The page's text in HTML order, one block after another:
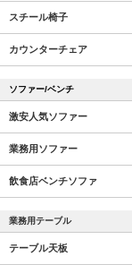
スチール椅子
カウンターチェア
ソファー/ベンチ
激安人気ソファー
業務用ソファー
飲食店ベンチソファ
業務用テーブル
テーブル天板